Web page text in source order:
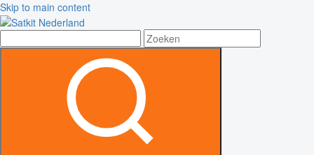
Skip to main content